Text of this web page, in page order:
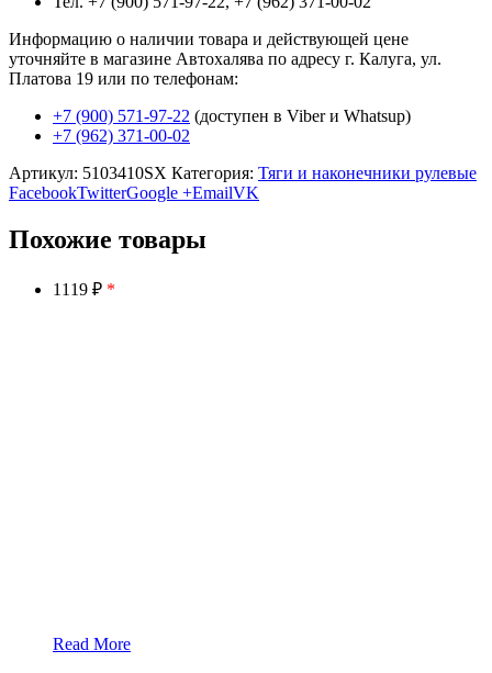
Информацию о наличии товара и действующей цене
уточняйте в магазине Автохалява по адресу г. Калуга, ул.
Платова 19 или по телефонам:
+7 (900) 571-97-22 (доступен в Viber и Whatsup)
+7 (962) 371-00-02
Артикул: 5103410SX Категория: Тяги и наконечники рулевые
FacebookTwitterGoogle +EmailVK
Похожие товары
1119 ₽ *
Read More